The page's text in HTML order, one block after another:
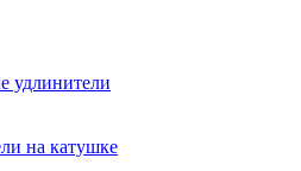
удлинители
на катушке